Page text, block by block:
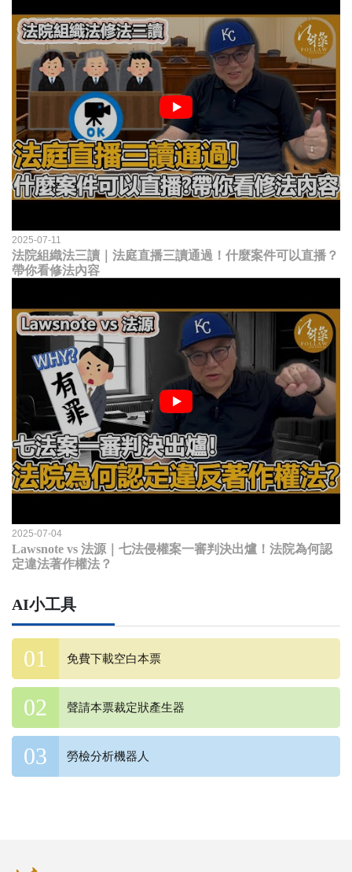
2025-07-11
法院組織法三讀｜法庭直播三讀通過！什麼案件可以直播？
帶你看修法內容
2025-07-04
Lawsnote vs 法源｜七法侵權案一審判決出爐！法院為何認
定違法著作權法？
AI小工具
免費下載空白本票
聲請本票裁定狀產生器
勞檢分析機器人